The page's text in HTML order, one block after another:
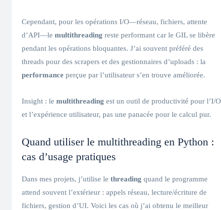
Cependant, pour les opérations I/O—réseau, fichiers, attente
d’API—le multithreading reste performant car le GIL se libère
pendant les opérations bloquantes. J’ai souvent préféré des
threads pour des scrapers et des gestionnaires d’uploads : la
performance perçue par l’utilisateur s’en trouve améliorée.
Insight : le multithreading est un outil de productivité pour l’I/O
et l’expérience utilisateur, pas une panacée pour le calcul pur.
Quand utiliser le multithreading en Python :
cas d’usage pratiques
Dans mes projets, j’utilise le threading quand le programme
attend souvent l’extérieur : appels réseau, lecture/écriture de
fichiers, gestion d’UI. Voici les cas où j’ai obtenu le meilleur